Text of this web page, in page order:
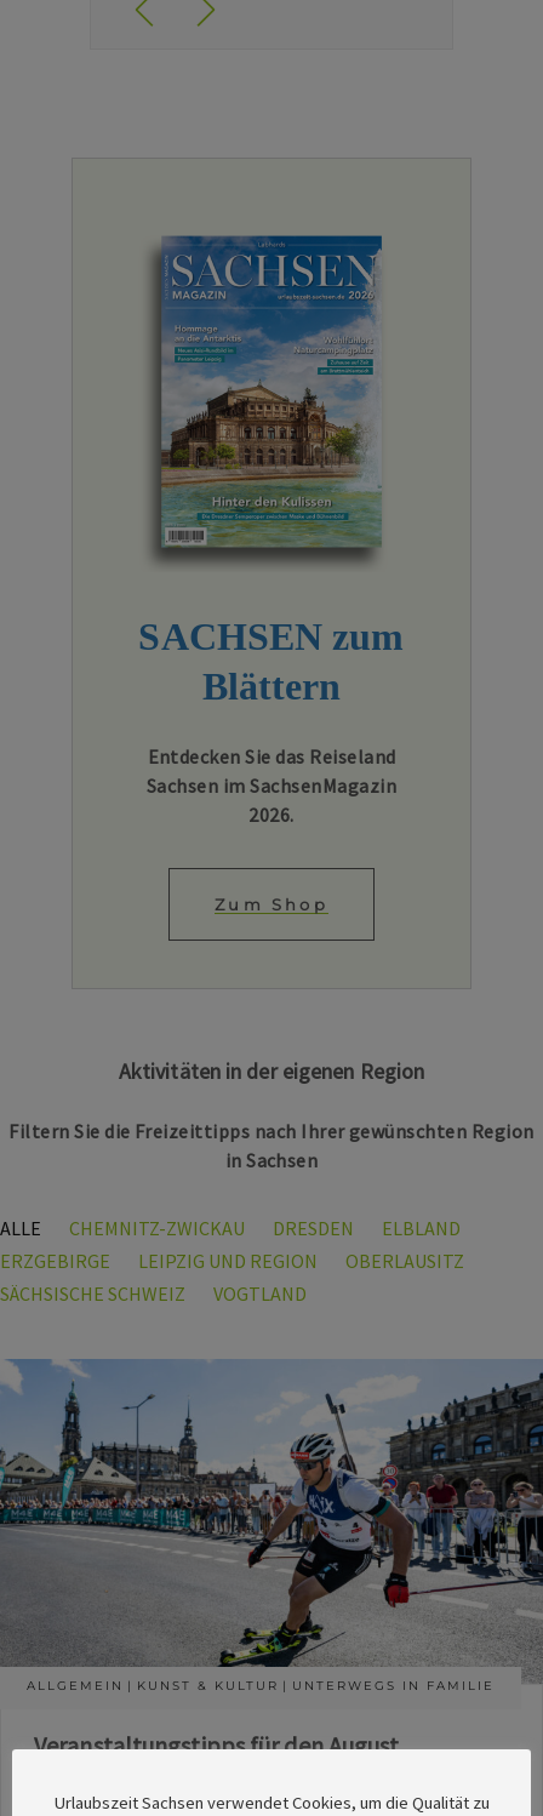
SACHSEN zum
Blättern
Entdecken Sie das Reiseland
Sachsen im SachsenMagazin
2026.
Zum Shop
Aktivitäten in der eigenen Region
Filtern Sie die Freizeittipps nach Ihrer gewünschten Region
in Sachsen
ALLE CHEMNITZ-ZWICKAU DRESDEN
ELBLAND
ERZGEBIRGE
LEIPZIG UND REGION
OBERLAUSITZ
SÄCHSISCHE SCHWEIZ
VOGTLAND
ALLGEMEIN KUNST & KULTUR UNTERWEGS IN FAMILIE
Veranstaltungstipps für den August
Urlaubszeit Sachsen verwendet Cookies, um die Qualität zu